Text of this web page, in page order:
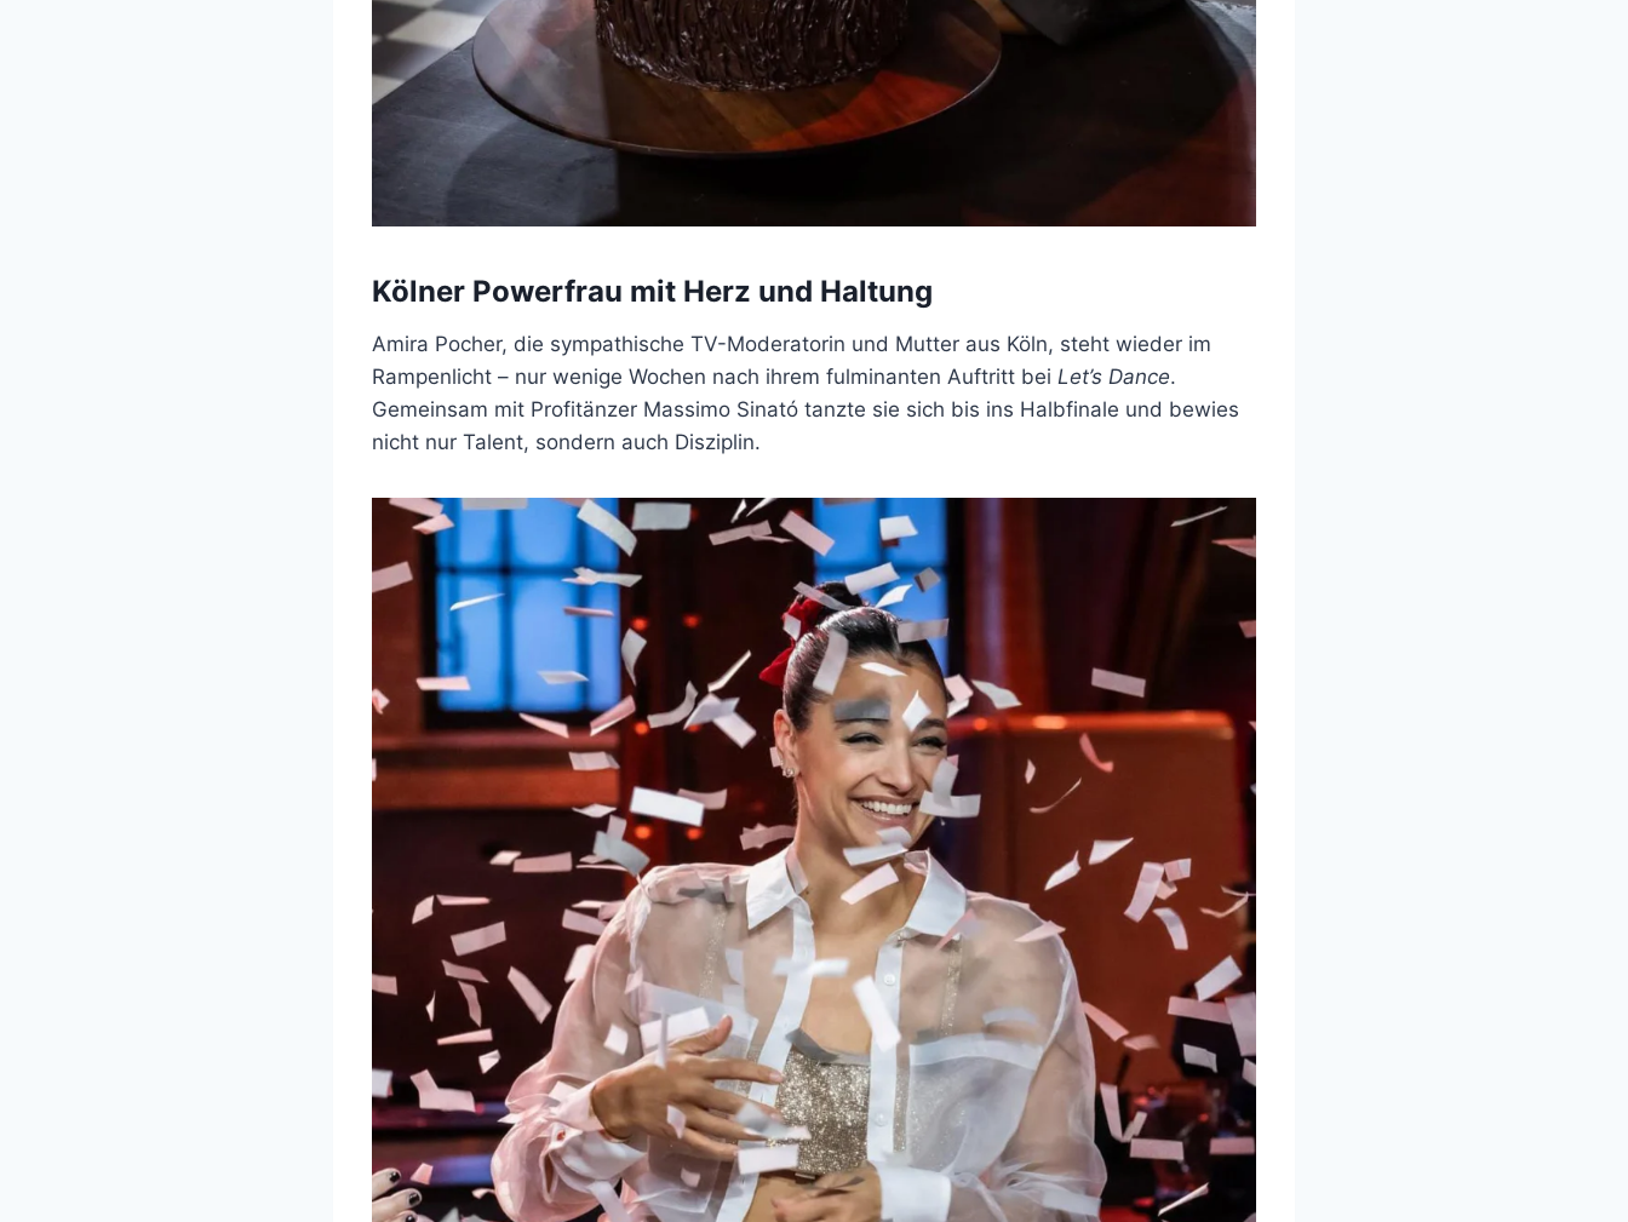
Kölner Powerfrau mit Herz und Haltung
Amira Pocher, die sympathische TV-Moderatorin und Mutter aus Köln, steht wieder im
Rampenlicht – nur wenige Wochen nach ihrem fulminanten Auftritt bei Let’s Dance.
Gemeinsam mit Profitänzer Massimo Sinató tanzte sie sich bis ins Halbfinale und bewies
nicht nur Talent, sondern auch Disziplin.